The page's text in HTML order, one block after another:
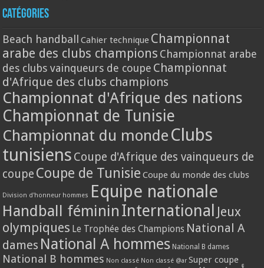
Catégories
Beach handball Cahier technique Championnat
arabe des clubs champions Championnat arabe
des clubs vainqueurs de coupe Championnat
d'Afrique des clubs champions
Championnat d'Afrique des nations
Championnat de Tunisie
Championnat du monde Clubs
tunisiens Coupe d'Afrique des vainqueurs de
coupe Coupe de Tunisie Coupe du monde des clubs
Division d'honneur hommes Equipe nationale
Handball féminin International Jeux
olympiques Le Trophée des Champions National A
dames National A hommes National B dames
National B hommes Non classé Non classé @ar Super coupe